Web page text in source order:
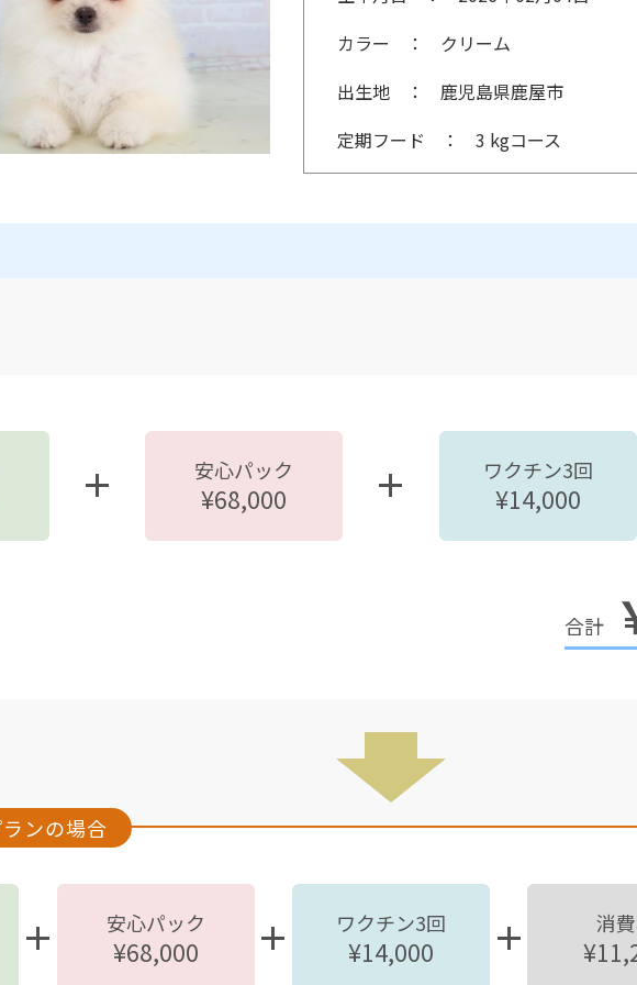
カラー
クリーム
出生地
鹿児島県鹿屋市
定期フード
3 kgコース
安心パック
¥68,000
ワクチン3回
¥14,000
ンの場合
安心パック
¥68,000
ワクチン3回
¥14,000
消